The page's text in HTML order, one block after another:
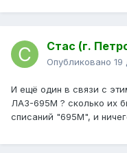
Стас (г.
Опубликовано 19
И ещё один в связи с
ЛАЗ-695М ? сколько их
списаний "695М", и